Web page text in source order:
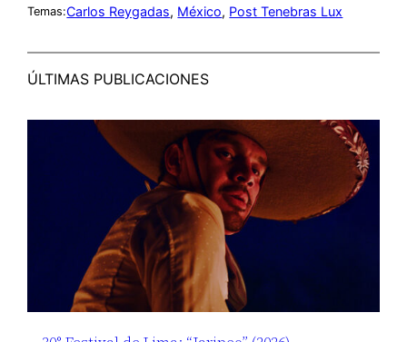
Temas:Carlos Reygadas, México, Post Tenebras Lux
ÚLTIMAS PUBLICACIONES